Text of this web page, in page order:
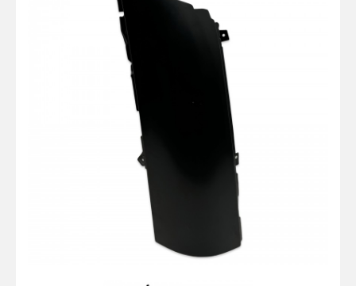
Дорожная кухня
Автохимия и уход
Оптика и светотехника
Запчасти кузова и зеркала
Малый коммерческий транспорт
Маркировочные знаки и светоотражатели
Пневматические соединения